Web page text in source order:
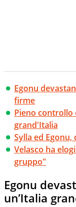
Egonu
firme
Pieno controllo
grand'Italia
Sylla ed
Velasco ha
gruppo"
Egonu
un’Italia